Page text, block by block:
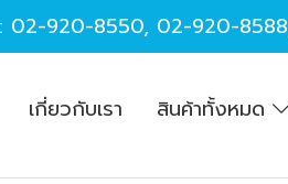
02-920-8550, 02-920-8588
เกี่ยวกับเรา สินค้าทั้งหมด